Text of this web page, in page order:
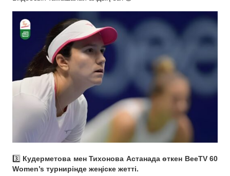
3️⃣ Кудерметова мен Тихонова Астанада өткен BeeTV 60
Women’s турнирінде жеңіске жетті.